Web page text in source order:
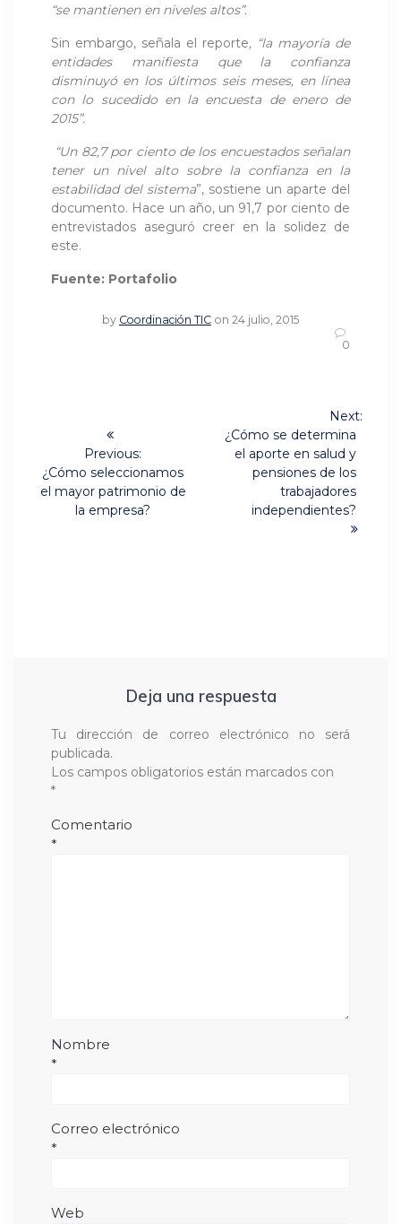
“se mantienen en niveles altos”.
Sin embargo, señala el reporte, “la mayoría de
entidades manifiesta que la confianza
disminuyó en los últimos seis meses, en línea
con lo sucedido en la encuesta de enero de
2015”.
“Un 82,7 por ciento de los encuestados señalan
tener un nivel alto sobre la confianza en la
estabilidad del sistema”, sostiene un aparte del
documento. Hace un año, un 91,7 por ciento de
entrevistados aseguró creer en la solidez de
este.
Fuente: Portafolio
by Coordinación TIC on 24 julio, 2015
0
entradas
Previous:
Previous
post:
¿Cómo seleccionamos
el mayor patrimonio de
la empresa?
Next:
Next
post:
¿Cómo se determina
el aporte en salud y
pensiones de los
trabajadores
independientes?
Deja una respuesta
Tu dirección de correo electrónico no será
publicada.
Los campos obligatorios están marcados con
*
Comentario
*
Nombre
*
Correo electrónico
*
Web